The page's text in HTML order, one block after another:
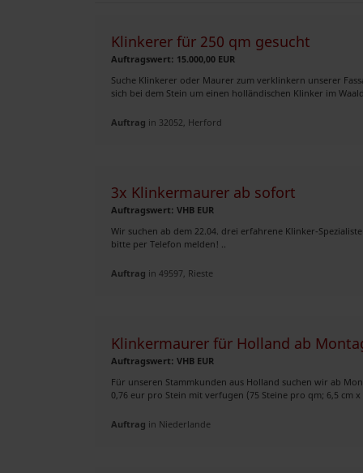
Klinkerer für 250 qm gesucht
Auftragswert: 15.000,00 EUR
Suche Klinkerer oder Maurer zum verklinkern unserer
sich bei dem Stein um einen holländischen Klinker im
Auftrag in 32052, Herford
3x Klinkermaurer ab sofort
Auftragswert: VHB EUR
Wir suchen ab dem 22.04. drei erfahrene Klinker-
bitte per Telefon melden! ..
Auftrag in 49597, Rieste
Klinkermaurer für Holland ab
Auftragswert: VHB EUR
Für unseren Stammkunden aus Holland suchen wir ab
0,76 eur pro Stein mit verfugen (75 Steine pro qm; 6,5 cm x
Auftrag in Niederlande